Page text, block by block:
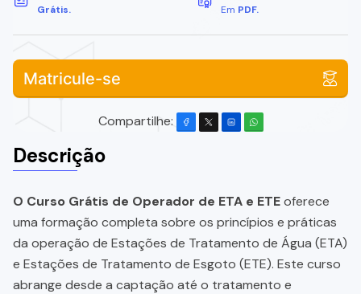
Grátis. Em PDF.
Matricule-se
Compartilhe:
Descrição
O Curso Grátis de Operador de ETA e ETEoferece
uma formação completa sobre os princípios e práticas
da operação de Estações de Tratamento de Água (ETA)
e Estações de Tratamento de Esgoto (ETE). Este curso
abrange desde a captação até o tratamento e